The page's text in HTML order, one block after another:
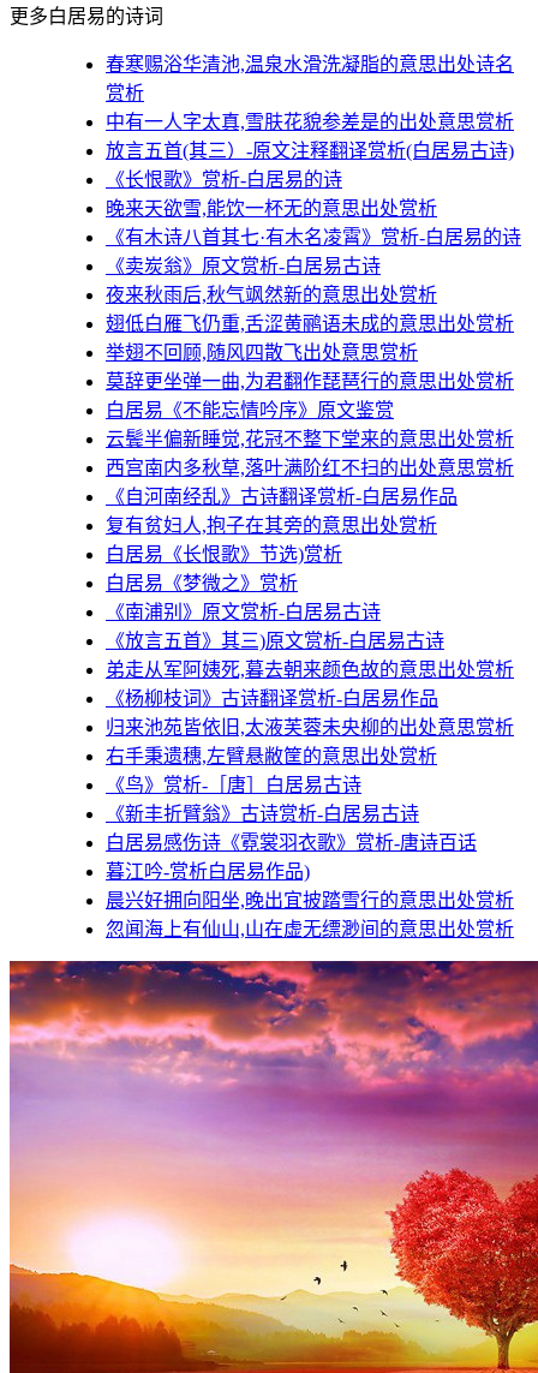
更多白居易的诗词
春寒赐浴华清池,温泉水滑洗凝脂的意思出处诗名
赏析
中有一人字太真,雪肤花貌参差是的出处意思赏析
放言五首(其三）-原文注释翻译赏析(白居易古诗)
《长恨歌》赏析-白居易的诗
晚来天欲雪,能饮一杯无的意思出处赏析
《有木诗八首其七·有木名凌霄》赏析-白居易的诗
《卖炭翁》原文赏析-白居易古诗
夜来秋雨后,秋气飒然新的意思出处赏析
翅低白雁飞仍重,舌涩黄鹂语未成的意思出处赏析
举翅不回顾,随风四散飞出处意思赏析
莫辞更坐弹一曲,为君翻作琵琶行的意思出处赏析
白居易《不能忘情吟序》原文鉴赏
云鬓半偏新睡觉,花冠不整下堂来的意思出处赏析
西宫南内多秋草,落叶满阶红不扫的出处意思赏析
《自河南经乱》古诗翻译赏析-白居易作品
复有贫妇人,抱子在其旁的意思出处赏析
白居易《长恨歌》节选)赏析
白居易《梦微之》赏析
《南浦别》原文赏析-白居易古诗
《放言五首》其三)原文赏析-白居易古诗
弟走从军阿姨死,暮去朝来颜色故的意思出处赏析
《杨柳枝词》古诗翻译赏析-白居易作品
归来池苑皆依旧,太液芙蓉未央柳的出处意思赏析
右手秉遗穗,左臂悬敝筐的意思出处赏析
《鸟》赏析-［唐］白居易古诗
《新丰折臂翁》古诗赏析-白居易古诗
白居易感伤诗《霓裳羽衣歌》赏析-唐诗百话
暮江吟-赏析白居易作品)
晨兴好拥向阳坐,晚出宜披踏雪行的意思出处赏析
忽闻海上有仙山,山在虚无缥渺间的意思出处赏析